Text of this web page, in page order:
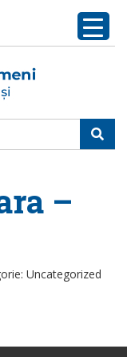
–
Uncategorized